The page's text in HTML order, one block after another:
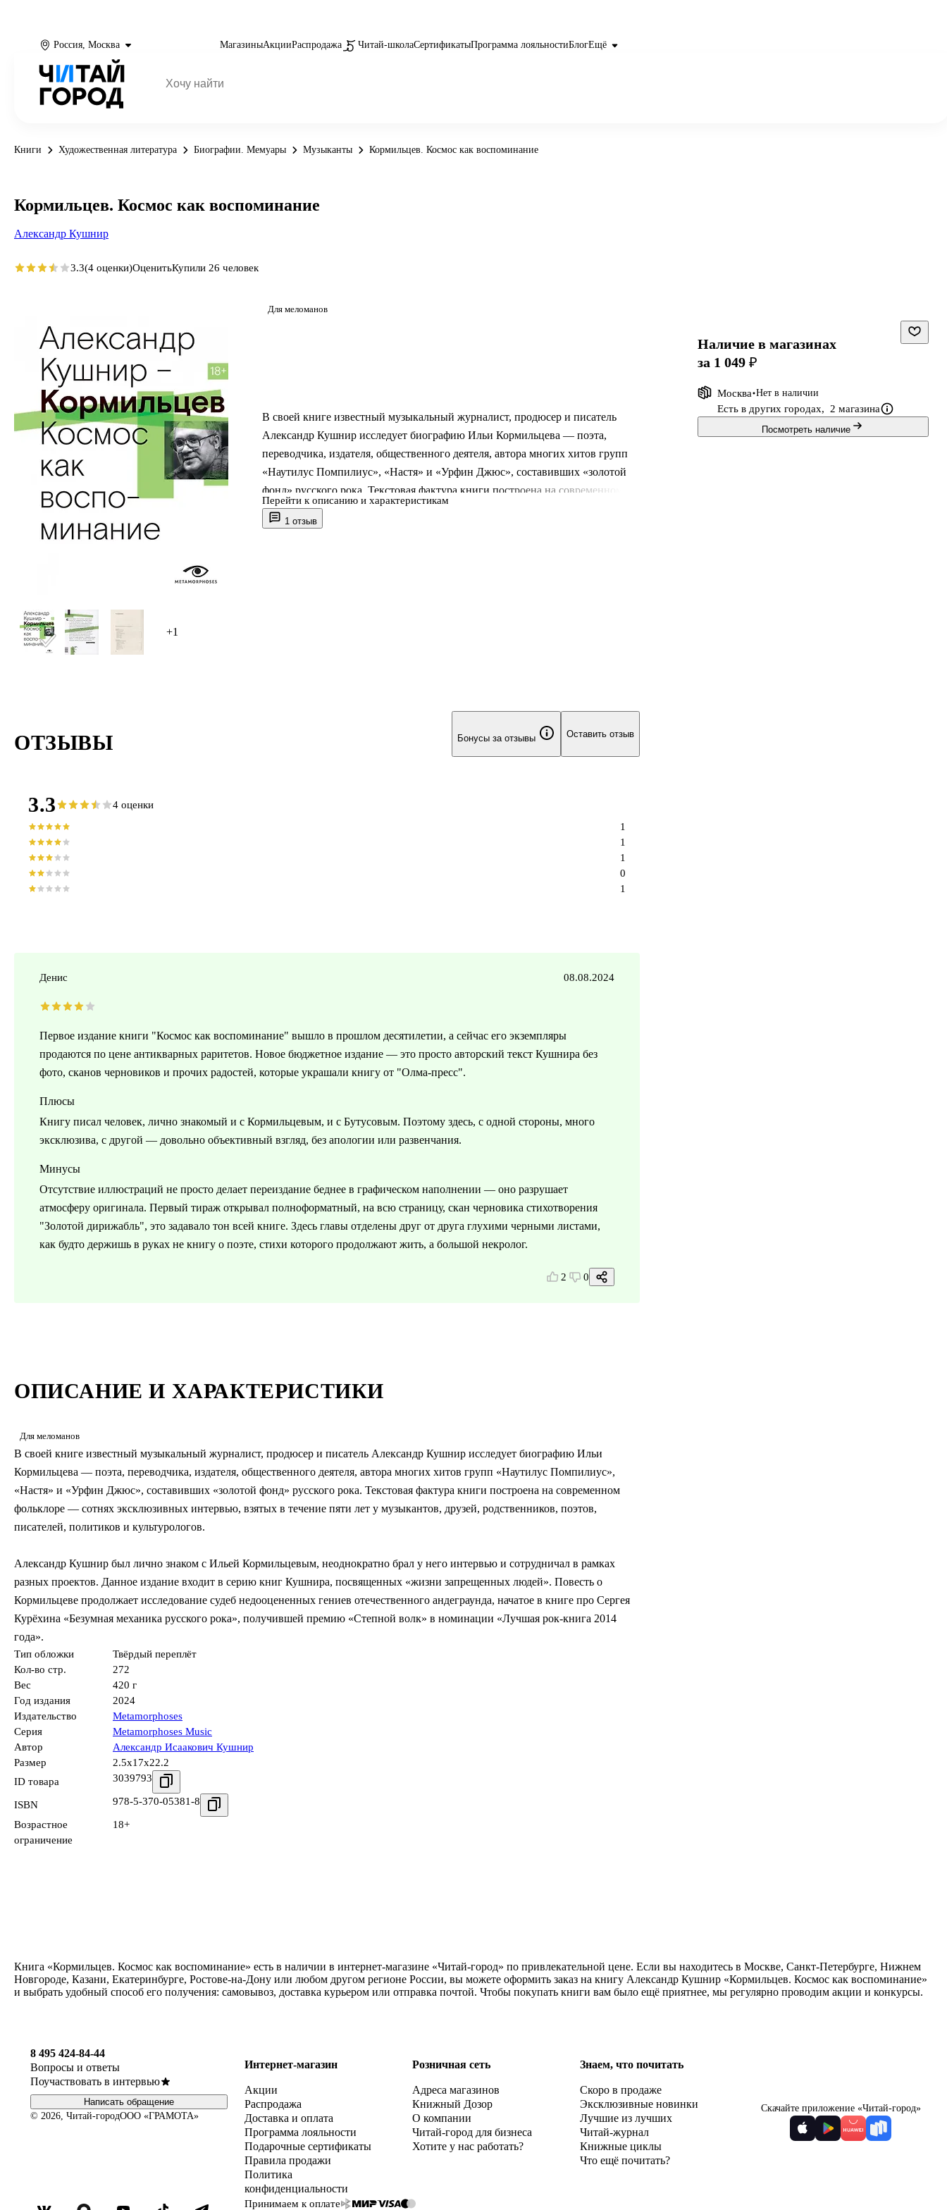
Россия, Москва МагазиныАкцииРаспродажа Читай-школаСертификатыПрограмма лояльностиБлогЕщё
Книги Художественная литература Биографии. Мемуары Музыканты Кормильцев. Космос как воспоминание
+1
1 отзыв
Для меломанов
В своей книге известный музыкальный журналист, продюсер и писатель
Александр Кушнир исследует биографию Ильи Кормильцева — поэта,
переводчика, издателя, общественного деятеля, автора многих хитов групп
«Наутилус Помпилиус», «Настя» и «Урфин Джюс», составивших «золотой
фонд» русского рока. Текстовая фактура книги построена на современном
фольклоре — сотнях эксклюзивных интервью, взятых в течение пяти лет у
музыкантов, друзей, родственников, поэтов, писателей, политиков и
Перейти к описанию и характеристикам
Кормильцев. Космос как воспоминание
Александр Кушнир
3.3(4 оценки)ОценитьКупили 26 человек
Наличие в магазинах
за 1 049 ₽
Москва Нет в наличии
Есть в других городах, 2 магазина
Посмотреть наличие
ОПИСАНИЕ И ХАРАКТЕРИСТИКИ
Для меломанов
В своей книге известный музыкальный журналист, продюсер и писатель Александр Кушнир исследует биографию Ильи
Кормильцева — поэта, переводчика, издателя, общественного деятеля, автора многих хитов групп «Наутилус Помпилиус»,
«Настя» и «Урфин Джюс», составивших «золотой фонд» русского рока. Текстовая фактура книги построена на современном
фольклоре — сотнях эксклюзивных интервью, взятых в течение пяти лет у музыкантов, друзей, родственников, поэтов,
писателей, политиков и культурологов.
Александр Кушнир был лично знаком с Ильей Кормильцевым, неоднократно брал у него интервью и сотрудничал в рамках
разных проектов. Данное издание входит в серию книг Кушнира, посвященных «жизни запрещенных людей». Повесть о
Кормильцеве продолжает исследование судеб недооцененных гениев отечественного андеграунда, начатое в книге про Сергея
Курёхина «Безумная механика русского рока», получившей премию «Степной волк» в номинации «Лучшая рок-книга 2014
года».
Тип обложки
Твёрдый переплёт
Кол-во стр.
272
Вес
420 г
Год издания
2024
Издательство
Metamorphoses
Серия
Metamorphoses Music
Автор
Александр Исаакович Кушнир
Размер
2.5x17x22.2
ID товара
3039793
ISBN 978-5-370-05381-8
Возрастное
ограничение
18+
ОТЗЫВЫ Бонусы за отзывы Оставить отзыв
3.3 4 оценки
1
0
1
1
1
Денис 08.08.2024
Первое издание книги "Космос как воспоминание" вышло в прошлом десятилетии, а сейчас его экземпляры
продаются по цене антикварных раритетов. Новое бюджетное издание — это просто авторский текст Кушнира без
фото, сканов черновиков и прочих радостей, которые украшали книгу от "Олма-пресс".
Плюсы
Книгу писал человек, лично знакомый и с Кормильцевым, и с Бутусовым. Поэтому здесь, с одной стороны, много
эксклюзива, с другой — довольно объективный взгляд, без апологии или развенчания.
Минусы
Отсутствие иллюстраций не просто делает переиздание беднее в графическом наполнении — оно разрушает
атмосферу оригинала. Первый тираж открывал полноформатный, на всю страницу, скан черновика стихотворения
"Золотой дирижабль", это задавало тон всей книге. Здесь главы отделены друг от друга глухими черными листами,
как будто держишь в руках не книгу о поэте, стихи которого продолжают жить, а большой некролог.
2 0
Книга «Кормильцев. Космос как воспоминание» есть в наличии в интернет-магазине «Читай-город» по привлекательной цене. Если вы находитесь в Москве, Санкт-Петербурге, Нижнем
Новгороде, Казани, Екатеринбурге, Ростове-на-Дону или любом другом регионе России, вы можете оформить заказ на книгу Александр Кушнир «Кормильцев. Космос как воспоминание»
и выбрать удобный способ его получения: самовывоз, доставка курьером или отправка почтой. Чтобы покупать книги вам было ещё приятнее, мы регулярно проводим акции и конкурсы.
8 495 424-84-44
Вопросы и ответы
Поучаствовать в интервью
Написать обращение
© 2026, Читай-городООО «ГРАМОТА»
Интернет-магазин
Акции
Распродажа
Доставка и оплата
Программа лояльности
Подарочные сертификаты
Правила продажи
Политика
конфиденциальности
Розничная сеть
Адреса магазинов
Книжный Дозор
О компании
Читай-город для бизнеса
Хотите у нас работать?
Знаем, что почитать
Скоро в продаже
Эксклюзивные новинки
Лучшие из лучших
Читай-журнал
Книжные циклы
Что ещё почитать?
Принимаем к оплате
Скачайте приложение «Читай-город»